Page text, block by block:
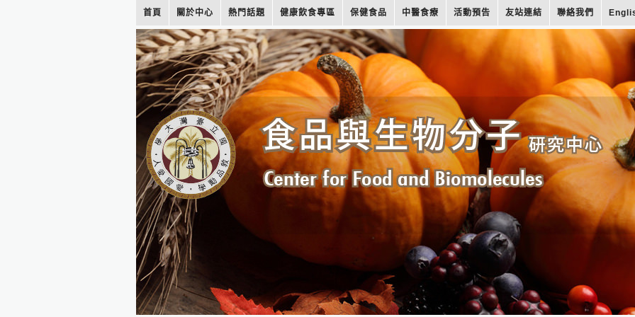
首頁 關於中心 熱門話題 健康飲食專區 保健食品 中醫食療 活動預告 友站連結 聯絡我們